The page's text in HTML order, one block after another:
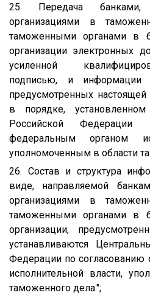
25. Передача
организациями в
таможенными органами в
организации электронных
усиленной
подписью, и информации
предусмотренных настоящей
в порядке,
Российской
федеральным органом
уполномоченным в области
26. Состав и структура
виде, направляемой
организациями в
таможенными органами в
организации,
устанавливаются
Федерации по
исполнительной власти,
таможенного дела.";